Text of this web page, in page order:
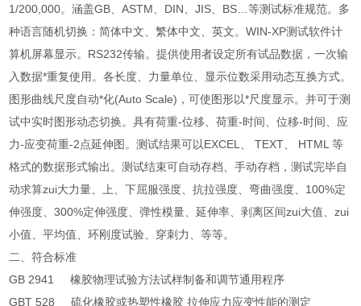
1/200,000。涵盖GB、ASTM、DIN、JIS、BS…等测试标准规范。多
种语言随机切换：简体中文、繁体中文、英文。WIN-XP测试软件计
算机屏幕显示。RS232传输。提供使用者设定所有试品数据，一次输
入数据*重复使用。各长度、力量单位、显示位数采用动态互换方式。
图形曲线尺度自动*化(Auto Scale)，可使图形以*尺度显示。并可于测
试中实时图形动态切换。具有荷重-位移、荷重-时间、位移-时间、应
力-应变荷重-2点延伸图。测试结果可以EXCEL、 TEXT、 HTML 等
格式的数据形式输出。测试结束可自动存档、手动存档，测试完毕自
动求算zui大力量、上、下屈服强度、抗拉强度、弯曲强度、100%定
伸强度、300%定伸强度、弹性模量、延伸率、剥离区间zui大值、zui
小值、平均值、环刚度试验、穿刺力、等等。
二、符合标准
GB 2941 橡胶物理试验方法试样制备和调节通用程序
GBT 528 硫化橡胶或热塑性橡胶 拉伸应力应变性能的测定